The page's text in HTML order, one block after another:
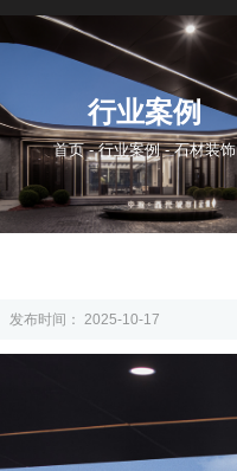
行业案例
首页-行业案例 -石材装饰
发布时间： 2025-10-17